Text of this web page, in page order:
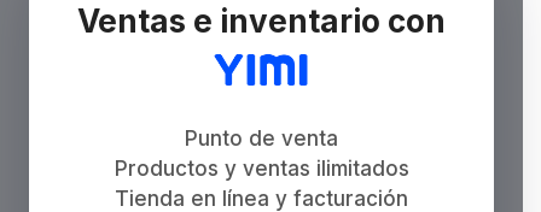
Ventas e inventario con
Punto de venta
Productos y ventas ilimitados
Tienda en línea y facturación